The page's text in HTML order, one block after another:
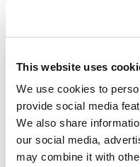
This website uses
We use cookies to
provide social media
We also share
our social media,
may combine it with
Autres infos que